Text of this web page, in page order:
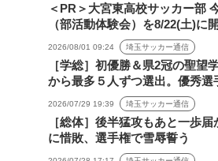
＜PR＞大宮東高校サッカー部
（部活動体験会）を8/22(土)に
2026/08/01 09:24 埼玉サッカー通信
［学総］初優勝＆県2冠の聖望
から最多５人ずつ選出。優秀選
2026/07/29 19:39 埼玉サッカー通信
［総体］後半猛攻もあと一歩
に惜敗、選手権で雪辱誓う